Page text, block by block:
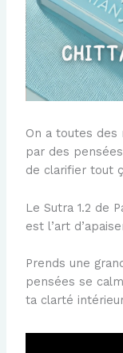
On a toutes des
par des
de clarifier tout
Le Sutra 1.2 de
est l’art
Prends une
pensées se
ta clarté